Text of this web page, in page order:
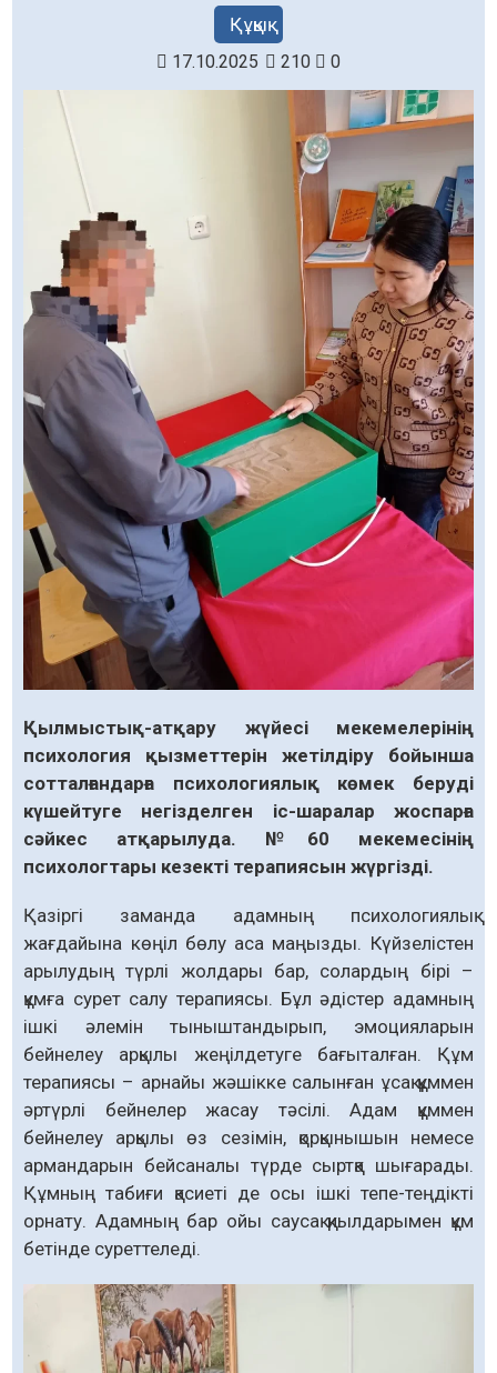
Құқық
17.10.2025 210 0
Қылмыстық-атқару жүйесі мекемелерінің
психология қызметтерін жетілдіру бойынша
сотталғандарға психологиялық көмек беруді
күшейтуге негізделген іс-шаралар жоспарға
сәйкес атқарылуда. №60 мекемесінің
психологтары кезекті терапиясын жүргізді.
Қазіргі заманда адамның психологиялық
жағдайына көңіл бөлу аса маңызды. Күйзелістен
арылудың түрлі жолдары бар, солардың бірі –
құмға сурет салу терапиясы. Бұл әдістер адамның
ішкі әлемін тыныштандырып, эмоцияларын
бейнелеу арқылы жеңілдетуге бағыталған. Құм
терапиясы – арнайы жәшікке салынған ұсақ құммен
әртүрлі бейнелер жасау тәсілі. Адам құммен
бейнелеу арқылы өз сезімін, қорқынышын немесе
армандарын бейсаналы түрде сыртқа шығарады.
Құмның табиғи қасиеті де осы ішкі тепе-теңдікті
орнату. Адамның бар ойы саусақ қиылдарымен құм
бетінде суреттеледі.